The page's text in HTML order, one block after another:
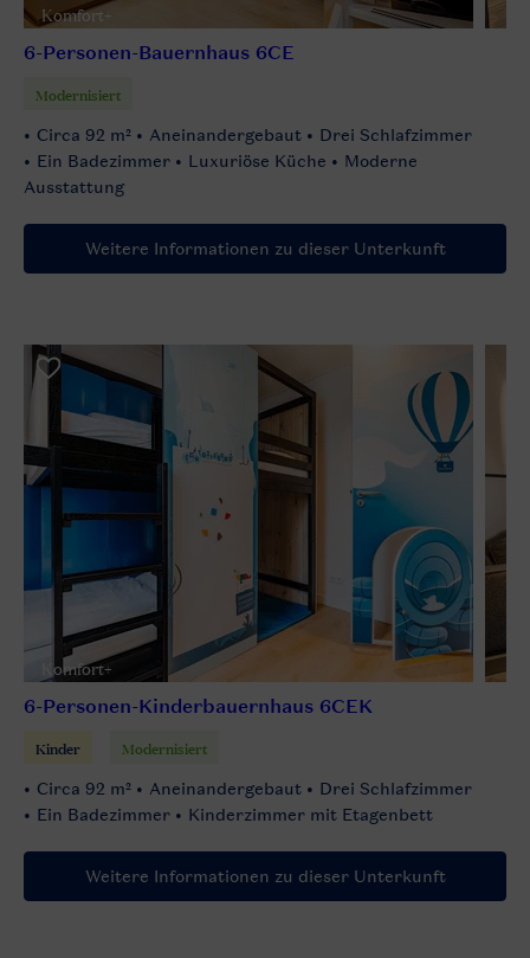
Komfort+
6-Personen-Bauernhaus 6CE
Modernisiert
Circa 92 m²
Aneinandergebaut
Drei Schlafzimmer
Ein Badezimmer
Luxuriöse Küche
Moderne
Ausstattung
Weitere Informationen zu dieser Unterkunft
Komfort+
6-Personen-Kinderbauernhaus 6CEK
Kinder
Modernisiert
Circa 92 m²
Aneinandergebaut
Drei Schlafzimmer
Ein Badezimmer
Kinderzimmer mit Etagenbett
Weitere Informationen zu dieser Unterkunft